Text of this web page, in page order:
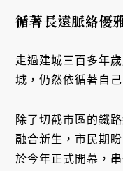
循著長遠脈絡優
走過建城三百多年
城，仍然依循著自
除了切截市區的鐵
融合新生，市民期
於今年正式開幕，